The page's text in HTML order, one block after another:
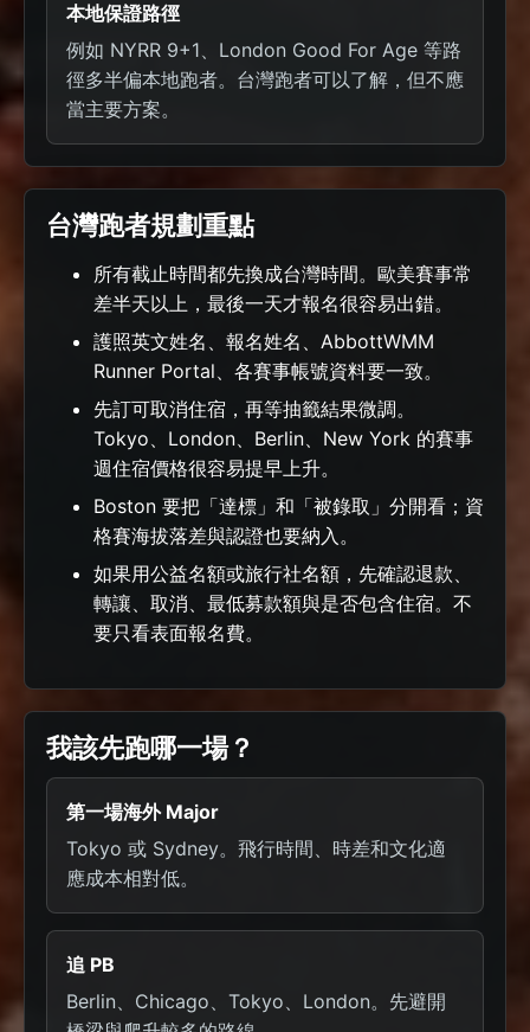
本地保證路徑
例如 NYRR 9+1、London Good For Age 等路
徑多半偏本地跑者。台灣跑者可以了解，但不應
當主要方案。
台灣跑者規劃重點
所有截止時間都先換成台灣時間。歐美賽事常
差半天以上，最後一天才報名很容易出錯。
護照英文姓名、報名姓名、AbbottWMM
Runner Portal、各賽事帳號資料要一致。
先訂可取消住宿，再等抽籤結果微調。
Tokyo、London、Berlin、New York 的賽事
週住宿價格很容易提早上升。
Boston 要把「達標」和「被錄取」分開看；資
格賽海拔落差與認證也要納入。
如果用公益名額或旅行社名額，先確認退款、
轉讓、取消、最低募款額與是否包含住宿。不
要只看表面報名費。
我該先跑哪一場？
第一場海外 Major
Tokyo 或 Sydney。飛行時間、時差和文化適
應成本相對低。
追 PB
Berlin、Chicago、Tokyo、London。先避開